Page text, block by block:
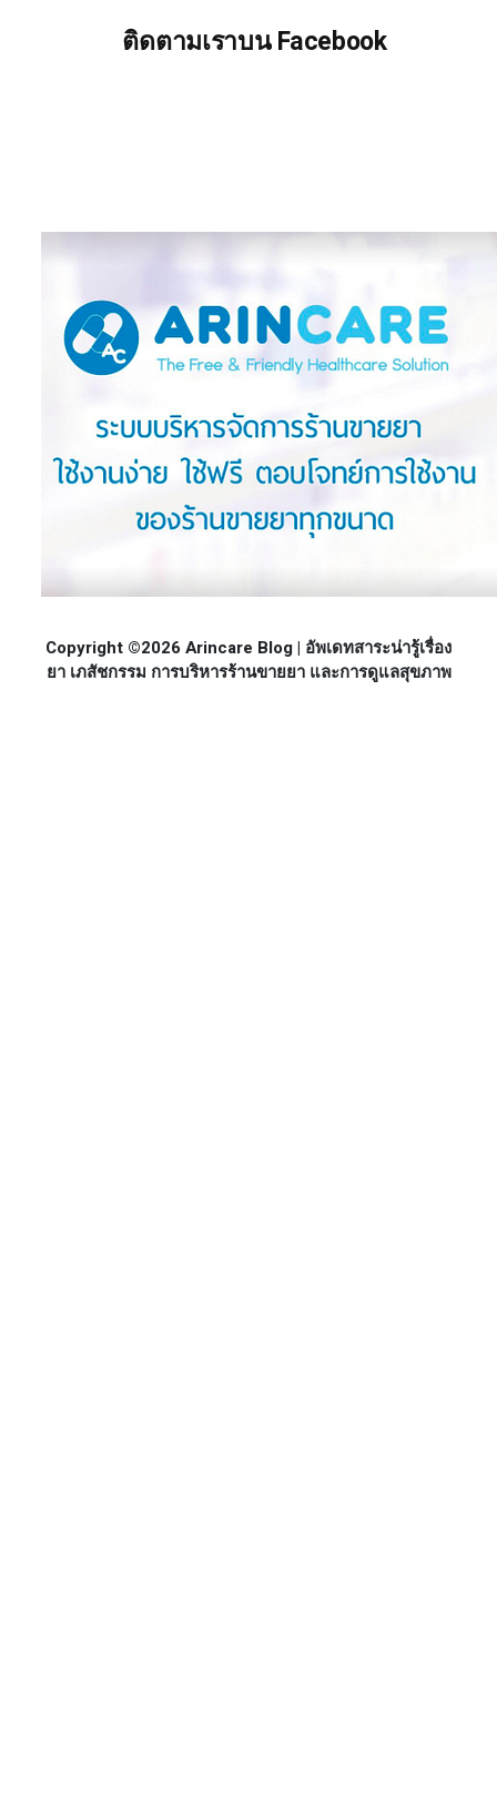
ติดตามเราบน Facebook
Copyright ©2026 Arincare Blog | อัพเดทสาระน่ารู้เรื่อง
ยา เภสัชกรรม การบริหารร้านขายยา และการดูแลสุขภาพ